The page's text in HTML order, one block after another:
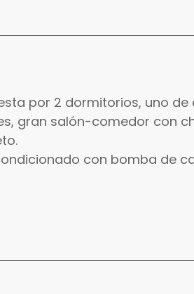
por 2 dormitorios, uno de
gran salón-comedor con
con bomba de